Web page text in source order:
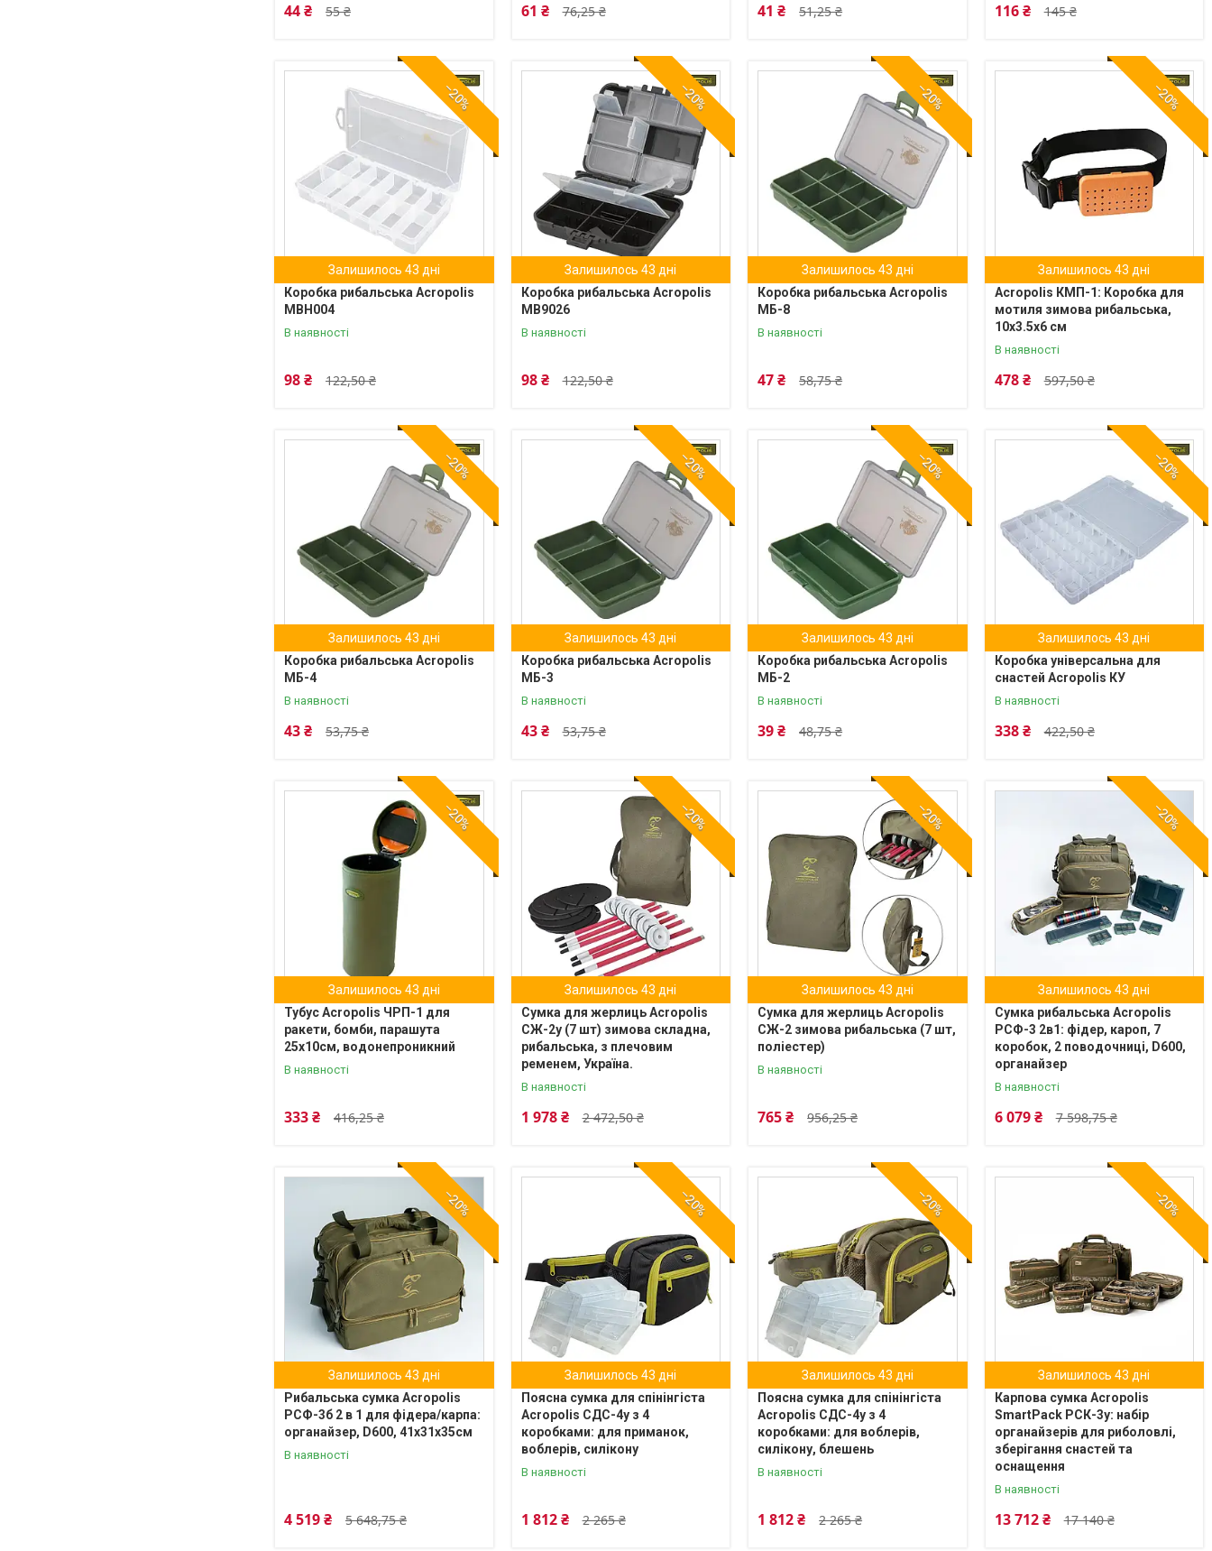
55 ₴
44 ₴ 76,25 ₴
61 ₴ 51,25 ₴
41 ₴ 145 ₴
116 ₴
–20%
Залишилось 43 дні
Коробка рибальська Acropolis
МВН004
В наявності
122,50 ₴
98 ₴
–20%
Залишилось 43 дні
Коробка рибальська Acropolis
МВ9026
В наявності
122,50 ₴
98 ₴
–20%
Залишилось 43 дні
Коробка рибальська Acropolis
МБ-8
В наявності
58,75 ₴
47 ₴
–20%
Залишилось 43 дні
Acropolis КМП-1: Коробка для
мотиля зимова рибальська,
10x3.5x6 см
В наявності
597,50 ₴
478 ₴
–20%
Залишилось 43 дні
Коробка рибальська Acropolis
МБ-4
В наявності
53,75 ₴
43 ₴
–20%
Залишилось 43 дні
Коробка рибальська Acropolis
МБ-3
В наявності
53,75 ₴
43 ₴
–20%
Залишилось 43 дні
Коробка рибальська Acropolis
МБ-2
В наявності
48,75 ₴
39 ₴
–20%
Залишилось 43 дні
Коробка універсальна для
снастей Acropolis КУ
В наявності
422,50 ₴
338 ₴
–20%
Залишилось 43 дні
Тубус Acropolis ЧРП-1 для
ракети, бомби, парашута
25х10см, водонепроникний
В наявності
416,25 ₴
333 ₴
–20%
Залишилось 43 дні
Сумка для жерлиць Acropolis
СЖ-2у (7 шт) зимова складна,
рибальська, з плечовим
ременем, Україна.
В наявності
2 472,50 ₴
1 978 ₴
–20%
Залишилось 43 дні
Сумка для жерлиць Acropolis
СЖ-2 зимова рибальська (7 шт,
поліестер)
В наявності
956,25 ₴
765 ₴
–20%
Залишилось 43 дні
Сумка рибальська Acropolis
РСФ-3 2в1: фідер, кароп, 7
коробок, 2 поводочниці, D600,
органайзер
В наявності
7 598,75 ₴
6 079 ₴
–20%
Залишилось 43 дні
Рибальська сумка Acropolis
РСФ-3б 2 в 1 для фідера/карпа:
органайзер, D600, 41х31х35см
В наявності
5 648,75 ₴
4 519 ₴
–20%
Залишилось 43 дні
Поясна сумка для спінінгіста
Acropolis СДС-4у з 4
коробками: для приманок,
воблерів, силікону
В наявності
2 265 ₴
1 812 ₴
–20%
Залишилось 43 дні
Поясна сумка для спінінгіста
Acropolis СДС-4у з 4
коробками: для воблерів,
силікону, блешень
В наявності
2 265 ₴
1 812 ₴
–20%
Залишилось 43 дні
Карпова сумка Acropolis
SmartPack РСК-3у: набір
органайзерів для риболовлі,
зберігання снастей та
оснащення
В наявності
17 140 ₴
13 712 ₴